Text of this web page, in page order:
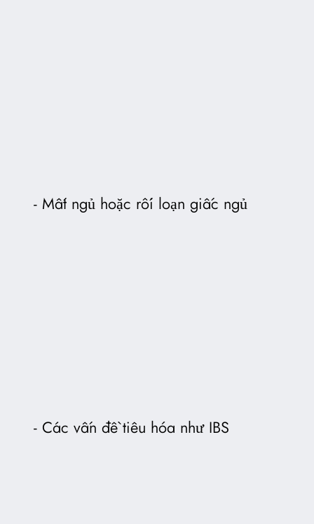
Mất ngủ hoặc rối loạn giấc ngủ
Các vấn đề tiêu hóa như IBS